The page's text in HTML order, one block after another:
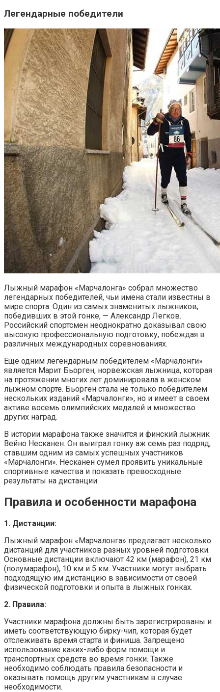
Легендарные победители
Лыжный марафон «Марчалонга» собрал множество
легендарных победителей, чьи имена стали известны в
мире спорта. Один из самых знаменитых лыжников,
победивших в этой гонке, — Александр Легков.
Российский спортсмен неоднократно доказывал свою
высокую профессиональную подготовку, побеждая в
различных международных соревнованиях.
Еще одним легендарным победителем «Марчалонги»
является Марит Бьорген, норвежская лыжница, которая
на протяжении многих лет доминировала в женском
лыжном спорте. Бьорген стала не только победителем
нескольких изданий «Марчалонги», но и имеет в своем
активе восемь олимпийских медалей и множество
других наград.
В истории марафона также значится и финский лыжник
Вейно Несканен. Он выиграл гонку аж семь раз подряд,
ставшим одним из самых успешных участников
«Марчалонги». Несканен сумел проявить уникальные
спортивные качества и показать превосходные
результаты на дистанции.
Правила и особенности марафона
1. Дистанции:
Лыжный марафон «Марчалонга» предлагает несколько
дистанций для участников разных уровней подготовки.
Основные дистанции включают 42 км (марафон), 21 км
(полумарафон), 10 км и 5 км. Участники могут выбрать
подходящую им дистанцию в зависимости от своей
физической подготовки и опыта в лыжных гонках.
2. Правила:
Участники марафона должны быть зарегистрированы и
иметь соответствующую бирку-чип, которая будет
отслеживать время старта и финиша. Запрещено
использование каких-либо форм помощи и
транспортных средств во время гонки. Также
необходимо соблюдать правила безопасности и
оказывать помощь другим участникам в случае
необходимости.